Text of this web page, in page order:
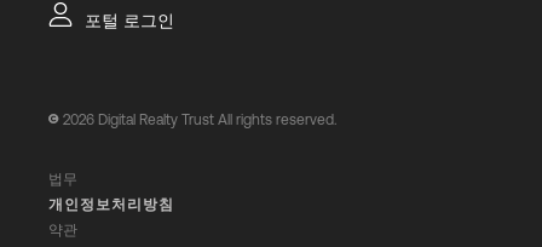
포털 로그인
2026 Digital Realty Trust All rights reserved.
법무
개인정보처리방침
약관